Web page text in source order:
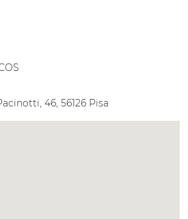
46, 56126 Pisa